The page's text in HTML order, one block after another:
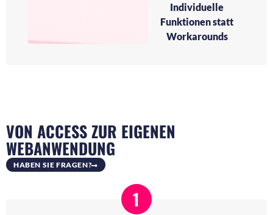
Individuelle
Funktionen statt
Workarounds
VON ACCESS ZUR EIGENEN
WEBANWENDUNG
HABEN SIE FRAGEN?
1